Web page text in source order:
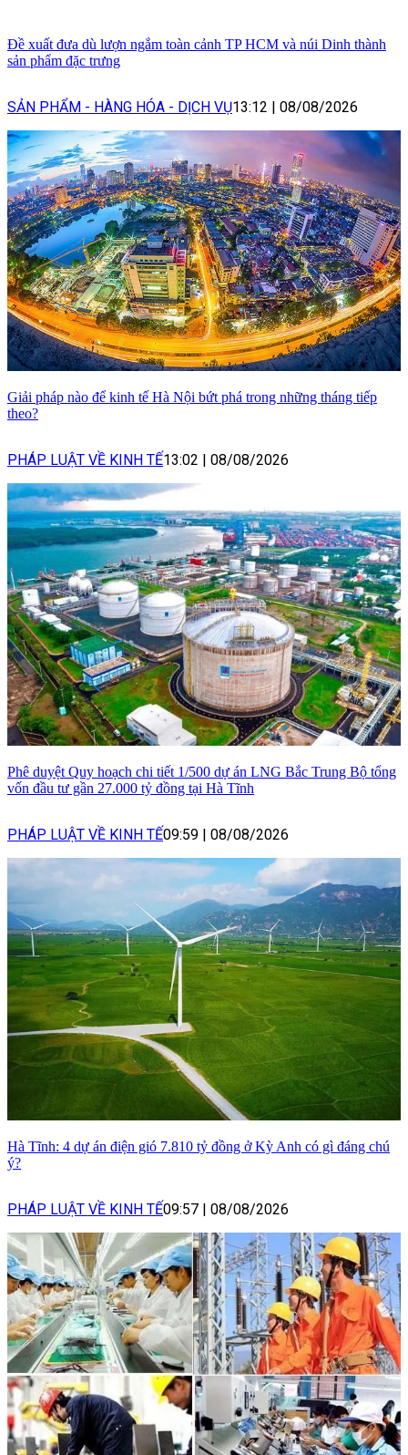
Đề xuất đưa dù lượn ngắm toàn cảnh TP HCM và núi Dinh thành
sản phẩm đặc trưng
SẢN PHẨM - HÀNG HÓA - DỊCH VỤ13:12 08/08/2026
Giải pháp nào để kinh tế Hà Nội bứt phá trong những tháng tiếp
theo?
PHÁP LUẬT VỀ KINH TẾ13:02 | 08/08/2026
Phê duyệt Quy hoạch chi tiết 1/500 dự án LNG Bắc Trung Bộ tổng
vốn đầu tư gần 27.000 tỷ đồng tại Hà Tĩnh
PHÁP LUẬT VỀ KINH TẾ09:59 | 08/08/2026
Hà Tĩnh: 4 dự án điện gió 7.810 tỷ đồng ở Kỳ Anh có gì đáng chú
ý?
PHÁP LUẬT VỀ KINH TẾ09:57 | 08/08/2026